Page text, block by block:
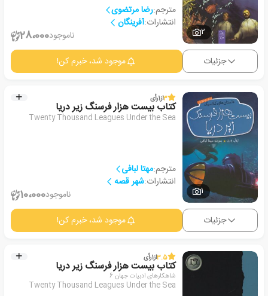
2
مترجم:رضا مرتضوی
انتشارات:آفرینگان
ناموجود28،000
جزئیات موجود شد، خبرم کن!
1
3از1رأی
کتاب بیست هزار فرسنگ زیر دریا
Twenty Thousand Leagues Under the Sea
مترجم:مهتا لبافی
انتشارات:شهر قصه
ناموجود10،000
جزئیات موجود شد، خبرم کن!
3.5از1رأی
کتاب بیست هزار فرسنگ زیر دریا
شاهکارهای ادبیات جهان 6
Twenty Thousand Leagues Under the Sea